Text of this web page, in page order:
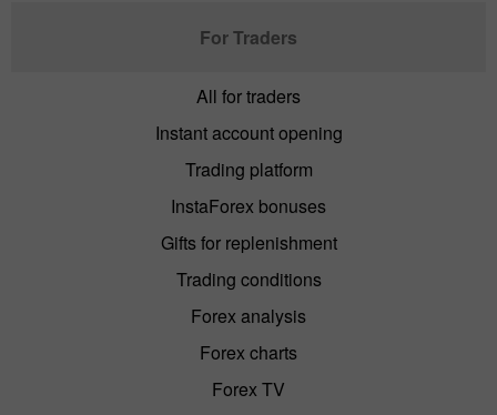
For Traders
All for traders
Instant account opening
Trading platform
InstaForex bonuses
Gifts for replenishment
Trading conditions
Forex analysis
Forex charts
Forex TV